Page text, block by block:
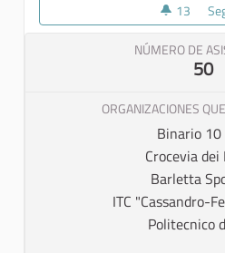
13 13
NÚMERO DE
50
ORGANIZACIONES
Binario 10
Crocevia dei
Barletta
ITC "Cassandro-
Politecnico